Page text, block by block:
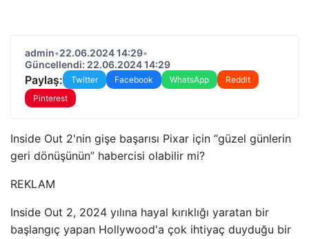
admin•22.06.2024 14:29•
Güncellendi: 22.06.2024 14:29
Paylaş: Twitter Facebook WhatsApp
Reddit
Pinterest
Inside Out 2'nin gişe başarısı Pixar için “güzel günlerin
geri dönüşünün” habercisi olabilir mi?
REKLAM
Inside Out 2, 2024 yılına hayal kırıklığı yaratan bir
başlangıç ​​yapan Hollywood'a çok ihtiyaç duyduğu bir